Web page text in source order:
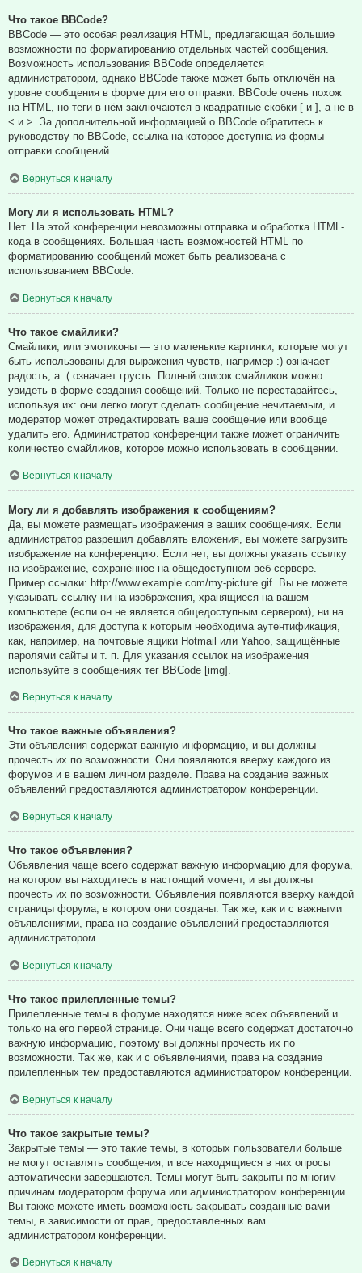
Что такое BBCode?
BBCode — это особая реализация HTML, предлагающая большие
возможности по форматированию отдельных частей сообщения.
Возможность использования BBCode определяется
администратором, однако BBCode также может быть отключён на
уровне сообщения в форме для его отправки. BBCode очень похож
на HTML, но теги в нём заключаются в квадратные скобки [ и ], а не в
< и >. За дополнительной информацией о BBCode обратитесь к
руководству по BBCode, ссылка на которое доступна из формы
отправки сообщений.
Вернуться к началу
Могу ли я использовать HTML?
Нет. На этой конференции невозможны отправка и обработка HTML-
кода в сообщениях. Большая часть возможностей HTML по
форматированию сообщений может быть реализована с
использованием BBCode.
Вернуться к началу
Что такое смайлики?
Смайлики, или эмотиконы — это маленькие картинки, которые могут
быть использованы для выражения чувств, например :) означает
радость, а :( означает грусть. Полный список смайликов можно
увидеть в форме создания сообщений. Только не перестарайтесь,
используя их: они легко могут сделать сообщение нечитаемым, и
модератор может отредактировать ваше сообщение или вообще
удалить его. Администратор конференции также может ограничить
количество смайликов, которое можно использовать в сообщении.
Вернуться к началу
Могу ли я добавлять изображения к сообщениям?
Да, вы можете размещать изображения в ваших сообщениях. Если
администратор разрешил добавлять вложения, вы можете загрузить
изображение на конференцию. Если нет, вы должны указать ссылку
на изображение, сохранённое на общедоступном веб-сервере.
Пример ссылки: http://www.example.com/my-picture.gif. Вы не можете
указывать ссылку ни на изображения, хранящиеся на вашем
компьютере (если он не является общедоступным сервером), ни на
изображения, для доступа к которым необходима аутентификация,
как, например, на почтовые ящики Hotmail или Yahoo, защищённые
паролями сайты и т. п. Для указания ссылок на изображения
используйте в сообщениях тег BBCode [img].
Вернуться к началу
Что такое важные объявления?
Эти объявления содержат важную информацию, и вы должны
прочесть их по возможности. Они появляются вверху каждого из
форумов и в вашем личном разделе. Права на создание важных
объявлений предоставляются администратором конференции.
Вернуться к началу
Что такое объявления?
Объявления чаще всего содержат важную информацию для форума,
на котором вы находитесь в настоящий момент, и вы должны
прочесть их по возможности. Объявления появляются вверху каждой
страницы форума, в котором они созданы. Так же, как и с важными
объявлениями, права на создание объявлений предоставляются
администратором.
Вернуться к началу
Что такое прилепленные темы?
Прилепленные темы в форуме находятся ниже всех объявлений и
только на его первой странице. Они чаще всего содержат достаточно
важную информацию, поэтому вы должны прочесть их по
возможности. Так же, как и с объявлениями, права на создание
прилепленных тем предоставляются администратором конференции.
Вернуться к началу
Что такое закрытые темы?
Закрытые темы — это такие темы, в которых пользователи больше
не могут оставлять сообщения, и все находящиеся в них опросы
автоматически завершаются. Темы могут быть закрыты по многим
причинам модератором форума или администратором конференции.
Вы также можете иметь возможность закрывать созданные вами
темы, в зависимости от прав, предоставленных вам
администратором конференции.
Вернуться к началу